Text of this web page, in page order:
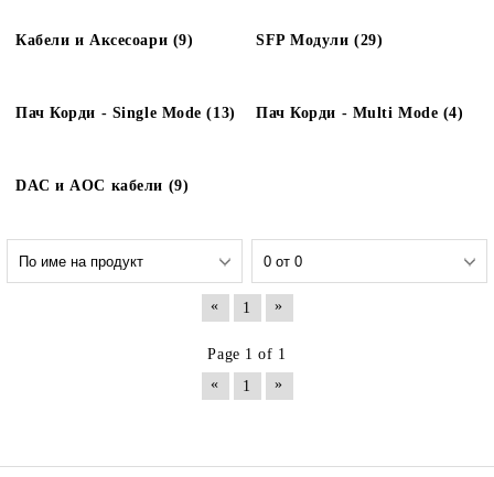
Кабели и Аксесоари (9) SFP Модули (29)
Пач Корди - Single Mode (13) Пач Корди - Multi Mode (4)
DAC и AOC кабели (9)
« 1 »
Page 1 of 1
«
1 »